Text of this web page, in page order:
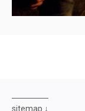
sitemap